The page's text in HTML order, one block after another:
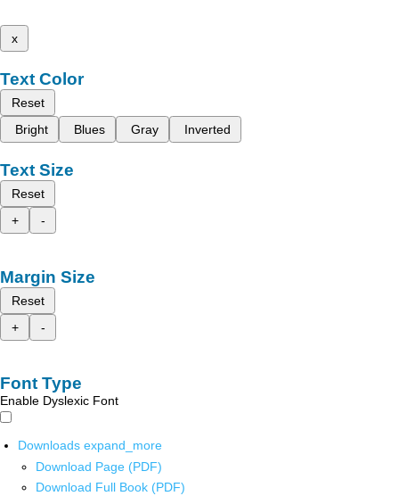
x
Text Color
Reset
Bright
Blues Gray Inverted
Text Size
Reset
+
-
Margin Size
Reset
+
-
Font Type
Enable Dyslexic Font
Downloads expand_more
Download Page (PDF)
Download Full Book (PDF)